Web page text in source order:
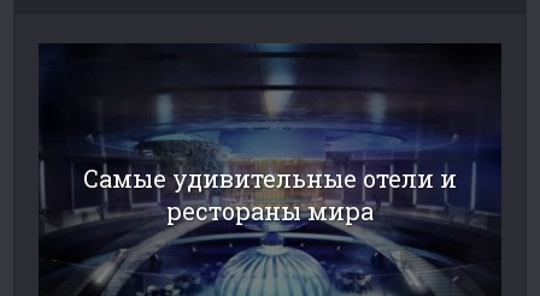
Самые удивительные отели и
рестораны мира